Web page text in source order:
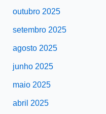
outubro 2025
setembro 2025
agosto 2025
junho 2025
maio 2025
abril 2025